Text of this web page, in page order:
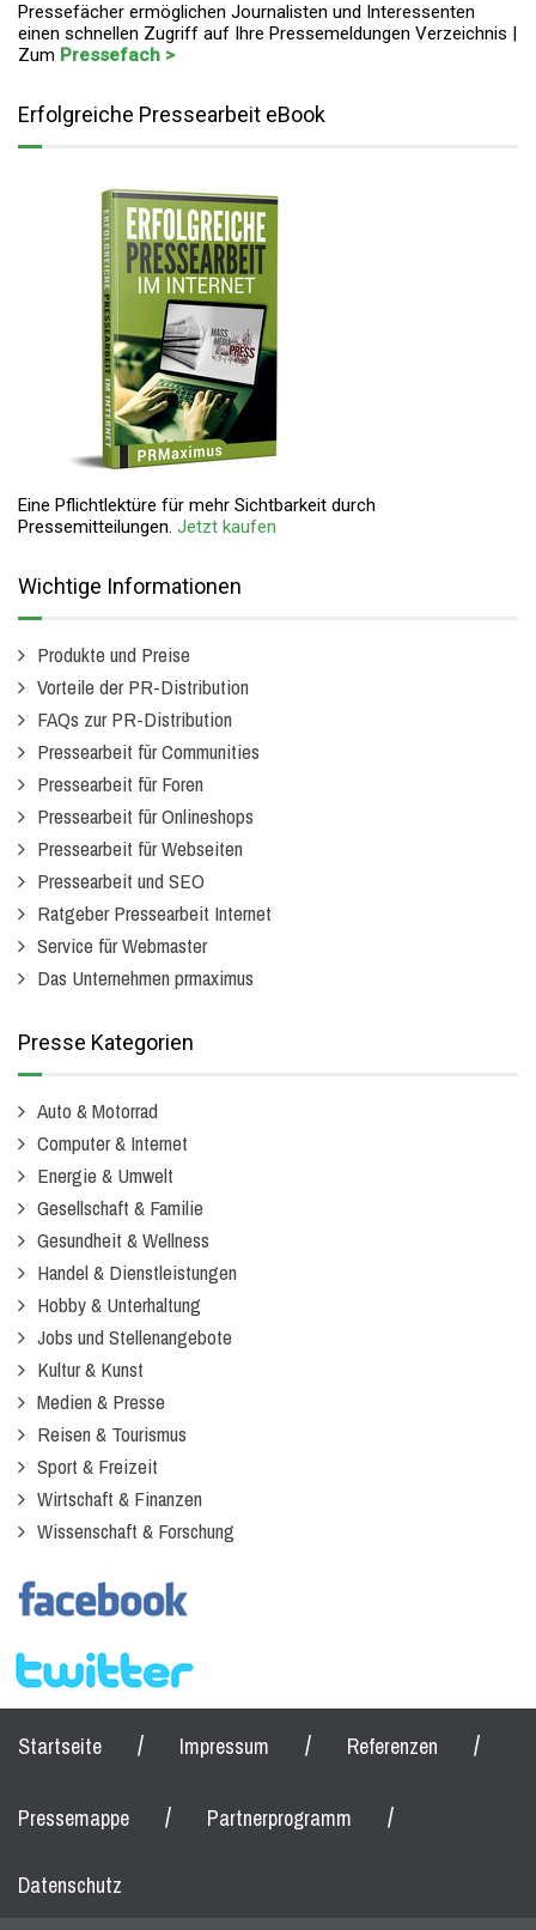
Pressefächer ermöglichen Journalisten und Interessenten
einen schnellen Zugriff auf Ihre Pressemeldungen Verzeichnis |
Zum Pressefach >
Erfolgreiche Pressearbeit eBook
Eine Pflichtlektüre für mehr Sichtbarkeit durch
Pressemitteilungen. Jetzt kaufen
Wichtige Informationen
Produkte und Preise
Vorteile der PR-Distribution
FAQs zur PR-Distribution
Pressearbeit für Communities
Pressearbeit für Foren
Pressearbeit für Onlineshops
Pressearbeit für Webseiten
Pressearbeit und SEO
Ratgeber Pressearbeit Internet
Service für Webmaster
Das Unternehmen prmaximus
Presse Kategorien
Auto & Motorrad
Computer & Internet
Energie & Umwelt
Gesellschaft & Familie
Gesundheit & Wellness
Handel & Dienstleistungen
Hobby & Unterhaltung
Jobs und Stellenangebote
Kultur & Kunst
Medien & Presse
Reisen & Tourismus
Sport & Freizeit
Wirtschaft & Finanzen
Wissenschaft & Forschung
Startseite / Impressum / Referenzen /
Pressemappe / Partnerprogramm /
Datenschutz